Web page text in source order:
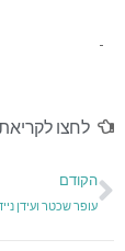
לחצו
הקודם